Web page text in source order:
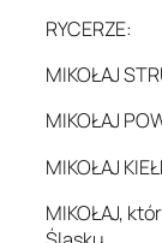
RYCERZE:
MIKOŁAJ
MIKOŁAJ
MIKOŁAJ
MIKOŁAJ,